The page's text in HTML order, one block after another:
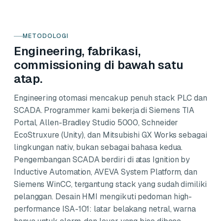
METODOLOGI
Engineering, fabrikasi,
commissioning di bawah satu
atap.
Engineering otomasi mencakup penuh stack PLC dan
SCADA. Programmer kami bekerja di Siemens TIA
Portal, Allen-Bradley Studio 5000, Schneider
EcoStruxure (Unity), dan Mitsubishi GX Works sebagai
lingkungan nativ, bukan sebagai bahasa kedua.
Pengembangan SCADA berdiri di atas Ignition by
Inductive Automation, AVEVA System Platform, dan
Siemens WinCC, tergantung stack yang sudah dimiliki
pelanggan. Desain HMI mengikuti pedoman high-
performance ISA-101: latar belakang netral, warna